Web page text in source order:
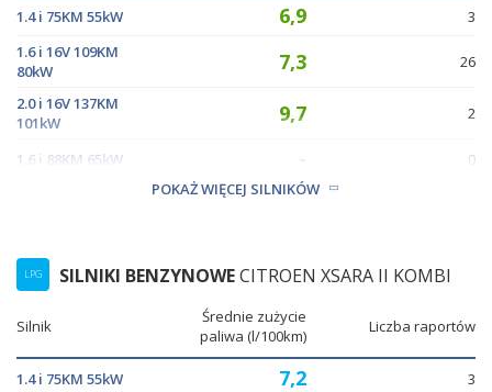
1.4 i 75KM 55kW 6,9
3
1.6 i 16V 109KM
80kW
7,3 26
2.0 i 16V 137KM
101kW
9,7 2
1.6 i 88KM 65kW -
0
-
POKAŻ WIĘCEJ SILNIKÓW
LPG SILNIKI BENZYNOWECITROEN XSARA II KOMBI
Silnik
Średnie zużycie
paliwa (l/100km)
Liczba raportów
1.4 i 75KM 55kW 7,2
3